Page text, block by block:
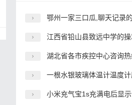
鄂州一家三口瓜,聊天记录
江西省铅山县致远中学的
湖北省各市疾控中心咨询
一根水银玻璃体温计温度
小米充气宝1s充满电后显